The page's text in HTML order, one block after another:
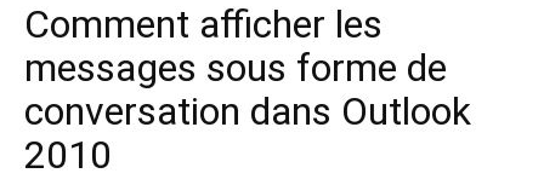
Comment afficher les
messages sous forme de
conversation dans Outlook
2010